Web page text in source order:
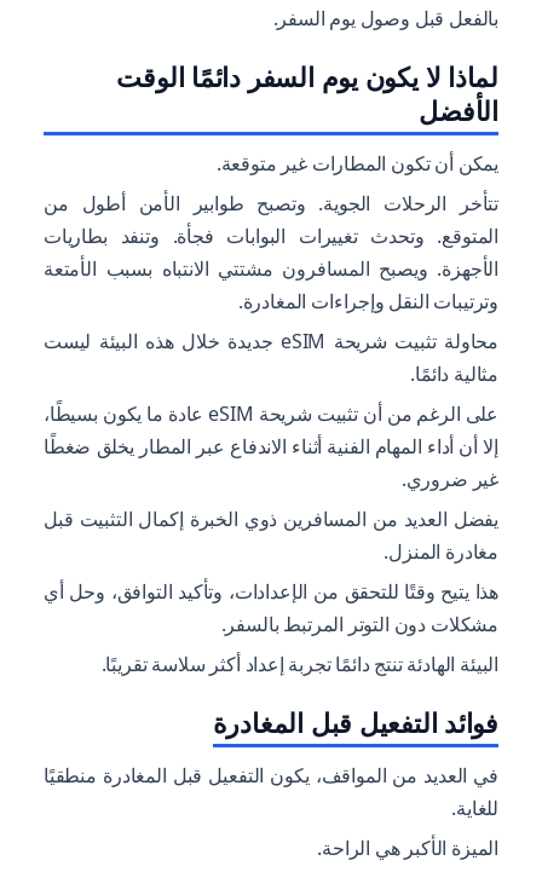
بالفعل قبل وصول يوم السفر.
لماذا لا يكون يوم السفر دائمًا الوقت
الأفضل
يمكن أن تكون المطارات غير متوقعة.
تتأخر الرحلات الجوية. وتصبح طوابير الأمن أطول من
المتوقع. وتحدث تغييرات البوابات فجأة. وتنفد بطاريات
الأجهزة. ويصبح المسافرون مشتتي الانتباه بسبب الأمتعة
وترتيبات النقل وإجراءات المغادرة.
محاولة تثبيت شريحة eSIM جديدة خلال هذه البيئة ليست
مثالية دائمًا.
على الرغم من أن تثبيت شريحة eSIM عادة ما يكون بسيطًا،
إلا أن أداء المهام الفنية أثناء الاندفاع عبر المطار يخلق ضغطًا
غير ضروري.
يفضل العديد من المسافرين ذوي الخبرة إكمال التثبيت قبل
مغادرة المنزل.
هذا يتيح وقتًا للتحقق من الإعدادات، وتأكيد التوافق، وحل أي
مشكلات دون التوتر المرتبط بالسفر.
البيئة الهادئة تنتج دائمًا تجربة إعداد أكثر سلاسة تقريبًا.
فوائد التفعيل قبل المغادرة
في العديد من المواقف، يكون التفعيل قبل المغادرة منطقيًا
للغاية.
الميزة الأكبر هي الراحة.